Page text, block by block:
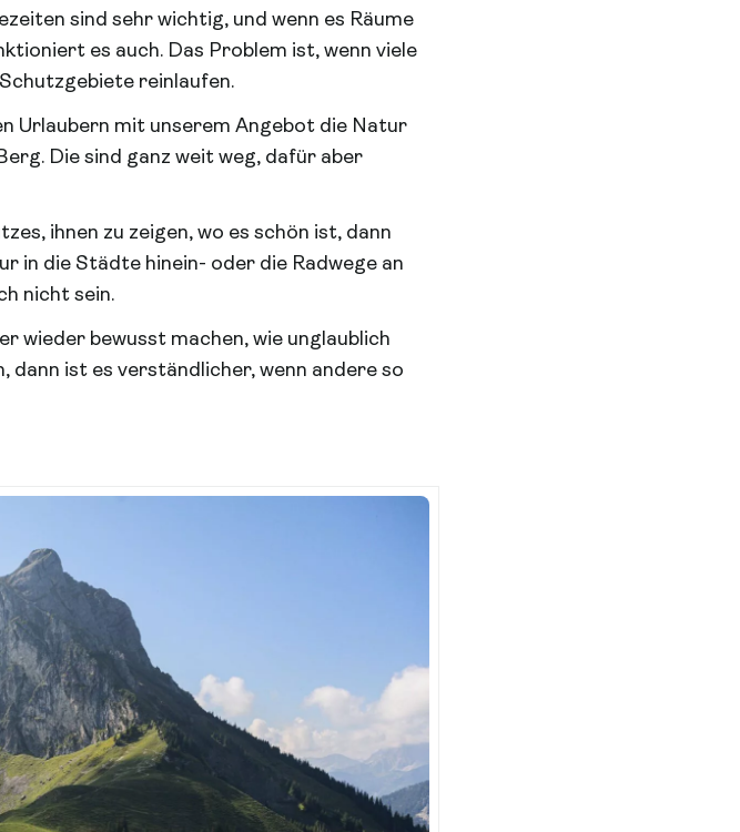
sind sehr wichtig, und wenn es Räume
es auch. Das Problem ist, wenn viele
reinlaufen.
Urlaubern mit unserem Angebot die Natur
Die sind ganz weit weg, dafür aber
ihnen zu zeigen, wo es schön ist, dann
in die Städte hinein- oder die Radwege an
nicht sein.
wieder bewusst machen, wie unglaublich
dann ist es verständlicher, wenn andere so